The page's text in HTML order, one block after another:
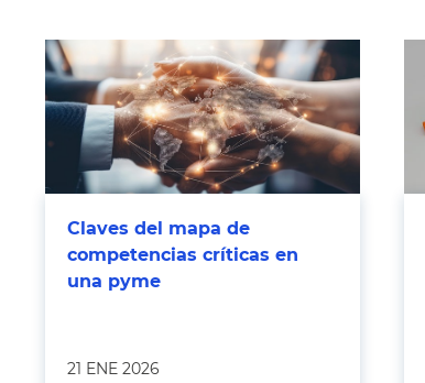
Claves del mapa de
competencias críticas en
una pyme
21 ENE 2026